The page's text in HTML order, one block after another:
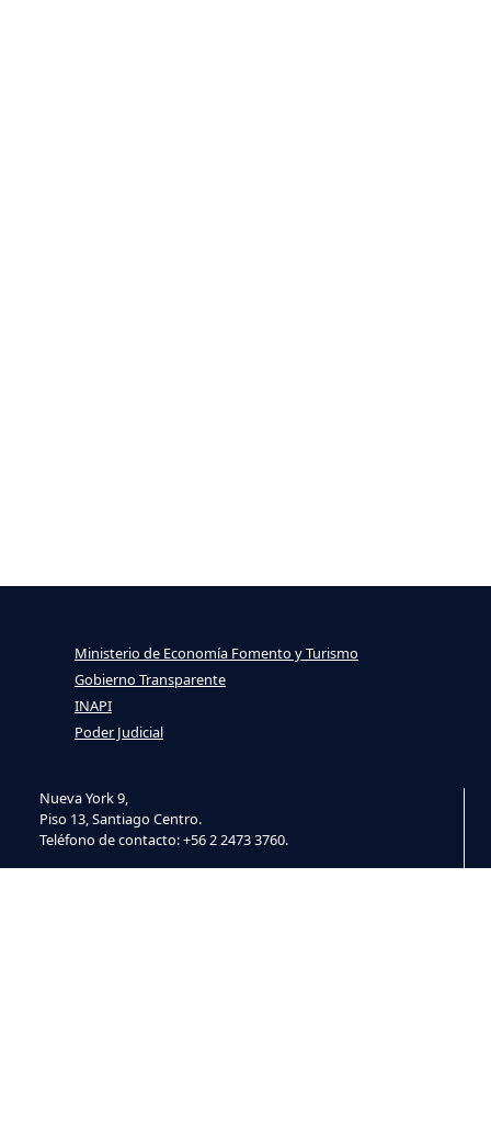
Nueva York 9,
Piso 13, Santiago Centro.
Teléfono de contacto: +56 2 2473 3760.
Ministerio de Economía Fomento y Turismo
Gobierno Transparente
INAPI
Poder Judicial